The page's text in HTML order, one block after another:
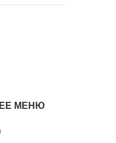
Тонкие
МЕНЮ